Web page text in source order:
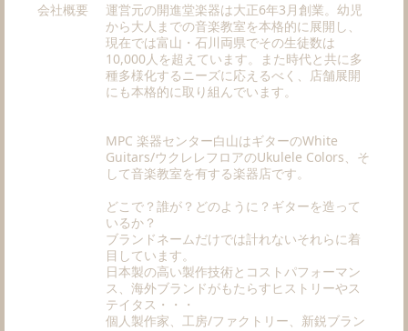
会社概要
運営元の開進堂楽器は大正6年3月創業。幼児
から大人までの音楽教室を本格的に展開し、
現在では富山・石川両県でその生徒数は
10,000人を超えています。また時代と共に多
種多様化するニーズに応えるべく、店舗展開
にも本格的に取り組んでいます。
MPC 楽器センター白山はギターのWhite
Guitars/ウクレレフロアのUkulele Colors、そ
して音楽教室を有する楽器店です。
どこで？誰が？どのように？ギターを造って
いるか？
ブランドネームだけでは計れないそれらに着
目しています。
日本製の高い製作技術とコストパフォーマン
ス、海外ブランドがもたらすヒストリーやス
テイタス・・・
個人製作家、工房/ファクトリー、新鋭ブラン